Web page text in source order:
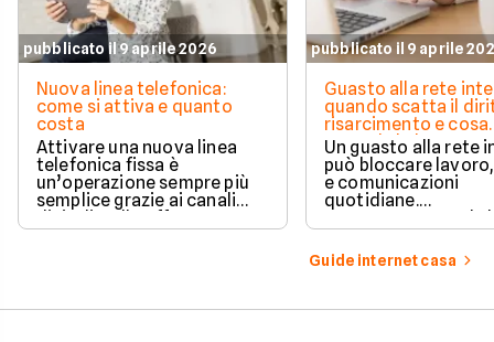
pubblicato il 9 aprile 2026
Nuova linea telefonica:
come si attiva e quanto
costa
Attivare una nuova linea
telefonica fissa è
un’operazione sempre più
semplice grazie ai canali
digitali e alle offerte
integrate con internet casa.
pubblicato il 9 aprile
Guasto alla rete
quando scatta il
risarcimento e cosa
prevede la legge
Un guasto alla rete
può bloccare
e comunicazioni
quotidiane.
Fortunatamente, la
prevede strumenti
per ottenere un
risarcimento in
Guide internet casa